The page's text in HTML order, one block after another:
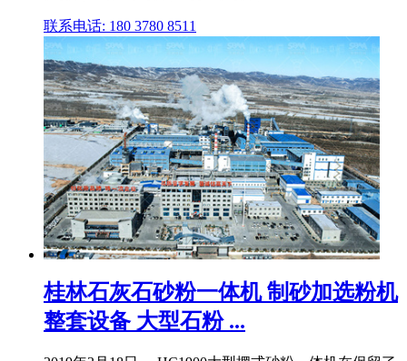
联系电话: 180 3780 8511
桂林石灰石砂粉一体机 制砂加选粉机
整套设备 大型石粉 ...